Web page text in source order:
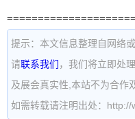
提示：本文信息整理自网络
请联系我们 ，我们将立即处
及展会真实性,本站不为合作
如需转载请注明出处：